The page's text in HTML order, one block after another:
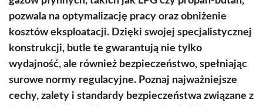
pozwala na optymalizację pracy oraz obniżenie
kosztów eksploatacji. Dzięki swojej specjalistycznej
konstrukcji, butle te gwarantują nie tylko
wydajność, ale również bezpieczeństwo, spełniając
surowe normy regulacyjne. Poznaj najważniejsze
cechy, zalety i standardy bezpieczeństwa związane z